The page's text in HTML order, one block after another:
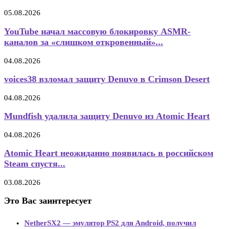
05.08.2026
YouTube начал массовую блокировку ASMR-
каналов за «слишком откровенный»...
04.08.2026
voices38 взломал защиту Denuvo в Crimson Desert
04.08.2026
Mundfish удалила защиту Denuvo из Atomic Heart
04.08.2026
Atomic Heart неожиданно появилась в российском
Steam спустя...
03.08.2026
Это Вас заинтересует
NetherSX2 — эмулятор PS2 для Android, получил